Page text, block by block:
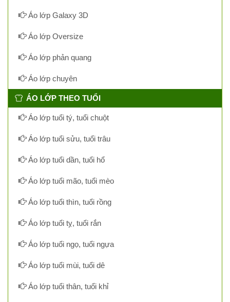
Áo lớp Galaxy 3D
Áo lớp Oversize
Áo lớp phản quang
Áo lớp chuyên
ÁO LỚP THEO TUỔI
Áo lớp tuổi tý, tuổi chuột
Áo lớp tuổi sửu, tuổi trâu
Áo lớp tuổi dần, tuổi hổ
Áo lớp tuổi mão, tuổi mèo
Áo lớp tuổi thìn, tuổi rồng
Áo lớp tuổi tỵ, tuổi rắn
Áo lớp tuổi ngọ, tuổi ngựa
Áo lớp tuổi mùi, tuổi dê
Áo lớp tuổi thân, tuổi khỉ